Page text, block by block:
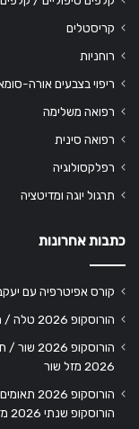
קריסטלים
רוחניות
ריפוי בצבעים אורה-
רפואה משלימה
רפואה סינית
רפלקסולוגיה
תרגול יוגה ומדיטציה
כתבות אחרונות
קורס אפיטרפיה עם
הורוסקופ 2026 טלה / תחזית אסטרולוגיה שנתית מזל טלה
2026 מזל שור
הורוסקופ שנתי 2026 מזל תאומים